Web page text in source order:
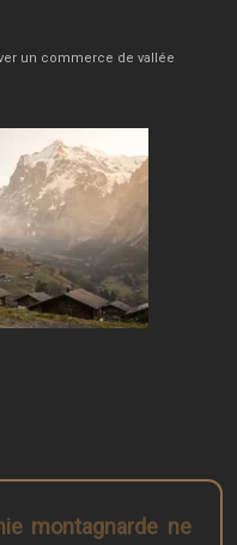
un commerce de vallée
montagnarde ne